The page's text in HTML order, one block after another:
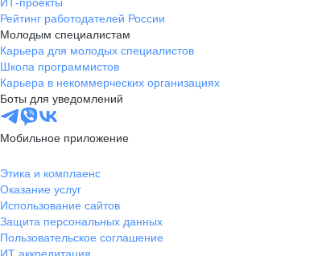
Рейтинг работодателей России
Молодым специалистам
Карьера для молодых специалистов
Школа программистов
Карьера в некоммерческих организациях
Боты для уведомлений
Мобильное приложение
Этика и комплаенс
Оказание услуг
Использование сайтов
Защита персональных данных
Пользовательское соглашение